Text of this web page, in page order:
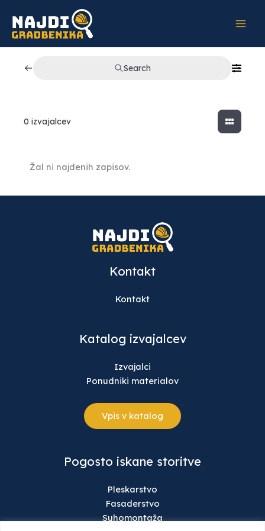
content
Search
0 izvajalcev
Žal ni najdenih zapisov.
Kontakt
Kontakt
Katalog izvajalcev
Izvajalci
Ponudniki materialov
Vpis v katalog
Pogosto iskane storitve
Pleskarstvo
Fasaderstvo
Suhomontaža